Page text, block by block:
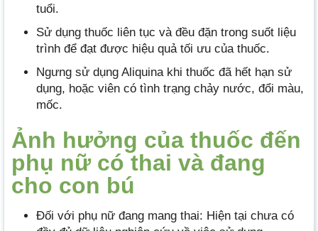
tuổi.
Sử dụng thuốc liên tục và đều đặn trong suốt liệu
trình để đạt được hiệu quả tối ưu của thuốc.
Ngưng sử dụng Aliquina khi thuốc đã hết hạn sử
dụng, hoặc viên có tình trạng chảy nước, đổi màu,
mốc.
Ảnh hưởng của thuốc đến
phụ nữ có thai và đang
cho con bú
Đối với phụ nữ đang mang thai: Hiện tại chưa có